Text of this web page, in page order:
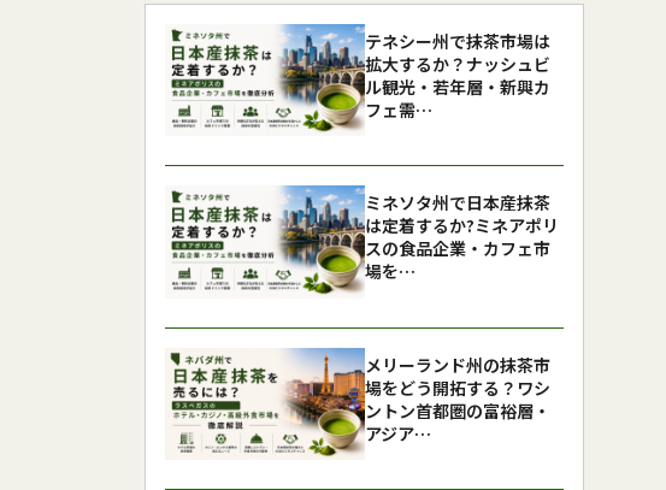
テネシー州で抹茶市場は
拡大するか？ナッシュビ
ル観光・若年層・新興カ
フェ需…
ミネソタ州で日本産抹茶
は定着するか?ミネアポリ
スの食品企業・カフェ市
場を…
メリーランド州の抹茶市
場をどう開拓する？ワシ
ントン首都圏の富裕層・
アジア…